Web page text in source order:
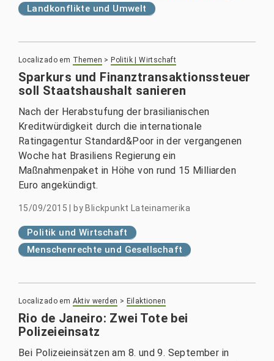
Landkonflikte und Umwelt
Localizado em Themen > Politik | Wirtschaft
Sparkurs und Finanztransaktionssteuer
soll Staatshaushalt sanieren
Nach der Herabstufung der brasilianischen
Kreditwürdigkeit durch die internationale
Ratingagentur Standard&Poor in der vergangenen
Woche hat Brasiliens Regierung ein
Maßnahmenpaket in Höhe von rund 15 Milliarden
Euro angekündigt.
15/09/2015 by Blickpunkt Lateinamerika
Politik und Wirtschaft
Menschenrechte und Gesellschaft
Localizado em Aktiv werden > Eilaktionen
Rio de Janeiro: Zwei Tote bei
Polizeieinsatz
Bei Polizeieinsätzen am 8. und 9. September in